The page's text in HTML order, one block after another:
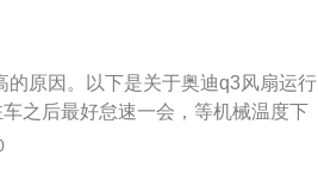
置里有电机，电机内有过热断路
量短时间内增加，导致电机不转。
原因。以下是关于奥迪q3风扇运行
之后最好怠速一会，等机械温度下
立即关闭发动机，怠速一会，风扇